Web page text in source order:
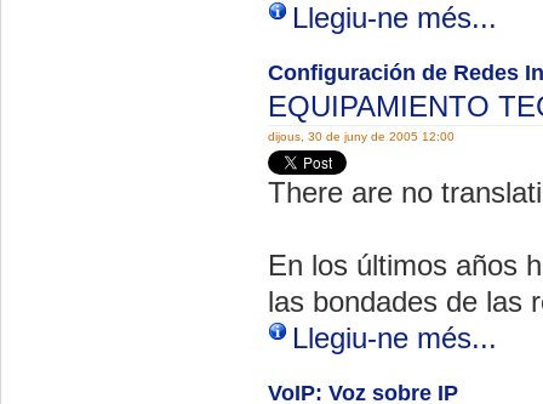
Llegiu-ne més...
Configuración de Redes
EQUIPAMIENTO
dijous, 30 de juny de 2005 12:00
There are no
En los últimos años
las bondades de las
Llegiu-ne més...
VoIP: Voz sobre IP